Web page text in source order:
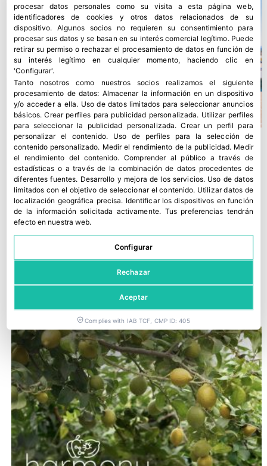
Grupo Sabater entra en el negocio citrícola con la compra de
La Paz Fresh
procesar datos personales como su visita a esta página web,
identificadores de cookies y otros datos relacionados de su
dispositivo. Algunos socios no requieren su consentimiento para
procesar sus datos y se basan en su interés comercial legítimo. Puede
retirar su permiso o rechazar el procesamiento de datos en función de
su interés legítimo en cualquier momento, haciendo clic en
'Configurar'.
Tanto nosotros como nuestros socios realizamos el siguiente
procesamiento de datos: Almacenar la información en un dispositivo
y/o acceder a ella. Uso de datos limitados para seleccionar anuncios
básicos.Crear perfiles para publicidad personalizada. Utilizar perfiles
para seleccionar la publicidad personalizada.Crear un perfil para
personalizar el contenido. Uso de perfiles para la selección de
contenido personalizado. Medir el rendimiento de la publicidad. Medir
el rendimiento del contenido.Comprender al público a través de
estadísticas o a través de la combinación de datos procedentes de
diferentes fuentes. Desarrollo y mejora de los servicios. Uso de datos
limitados con el objetivo de seleccionar el contenido. Utilizar datos de
localización geográfica precisa. Identificar los dispositivos en función
de la información solicitada activamente. Tus preferencias tendrán
efecto en nuestra web.
Configurar
Rechazar
Aceptar
Complies with IAB TCF, CMP ID: 405